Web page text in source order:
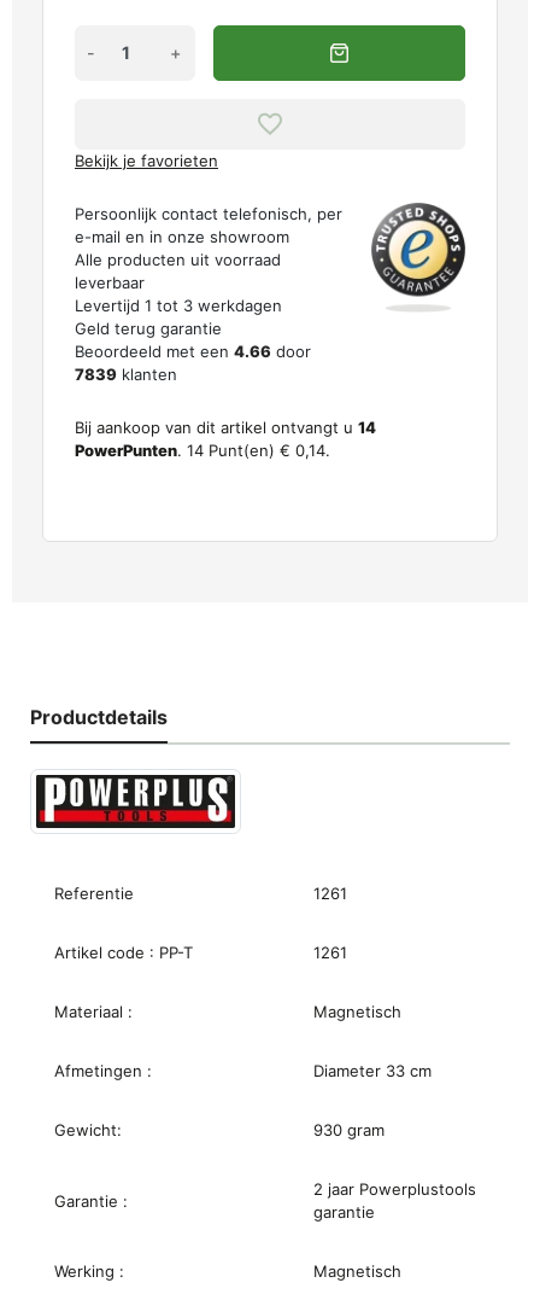
- +
Bekijk je favorieten
Persoonlijk contact telefonisch, per
e-mail en in onze showroom
Alle producten uit voorraad
leverbaar
Levertijd 1 tot 3 werkdagen
Geld terug garantie
Beoordeeld met een 4.66 door
7839 klanten
Bij aankoop van dit artikel ontvangt u 14
PowerPunten. 14 Punt(en) € 0,14.
Productdetails
Referentie 1261
Artikel code : PP-T 1261
Materiaal : Magnetisch
Afmetingen : Diameter 33 cm
Gewicht: 930 gram
Garantie :
2 jaar Powerplustools
garantie
Werking : Magnetisch